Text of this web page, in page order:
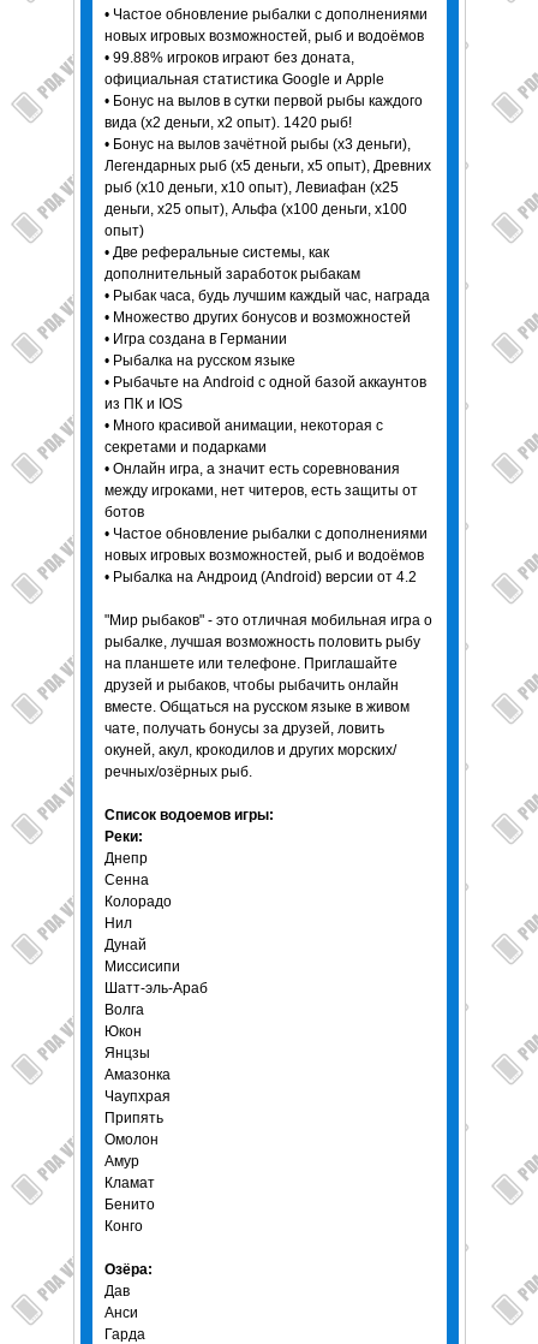
• Частое обновление рыбалки с дополнениями
новых игровых возможностей, рыб и водоёмов
• 99.88% игроков играют без доната,
официальная статистика Google и Apple
• Бонус на вылов в сутки первой рыбы каждого
вида (х2 деньги, х2 опыт). 1420 рыб!
• Бонус на вылов зачётной рыбы (x3 деньги),
Легендарных рыб (х5 деньги, х5 опыт), Древних
рыб (х10 деньги, х10 опыт), Левиафан (х25
деньги, х25 опыт), Альфа (х100 деньги, х100
опыт)
• Две реферальные системы, как
дополнительный заработок рыбакам
• Рыбак часа, будь лучшим каждый час, награда
• Множество других бонусов и возможностей
• Игра создана в Германии
• Рыбалка на русском языке
• Рыбачьте на Android с одной базой аккаунтов
из ПК и IOS
• Много красивой анимации, некоторая с
секретами и подарками
• Онлайн игра, а значит есть соревнования
между игроками, нет читеров, есть защиты от
ботов
• Частое обновление рыбалки с дополнениями
новых игровых возможностей, рыб и водоёмов
• Рыбалка на Андроид (Android) версии от 4.2
"Мир рыбаков" - это отличная мобильная игра о
рыбалке, лучшая возможность половить рыбу
на планшете или телефоне. Приглашайте
друзей и рыбаков, чтобы рыбачить онлайн
вместе. Общаться на русском языке в живом
чате, получать бонусы за друзей, ловить
окуней, акул, крокодилов и других морских/
речных/озёрных рыб.
Список водоемов игры:
Реки:
Днепр
Сенна
Колорадо
Нил
Дунай
Миссисипи
Шатт-эль-Араб
Волга
Юкон
Янцзы
Амазонка
Чаупхрая
Припять
Омолон
Амур
Кламат
Бенито
Конго
Озёра:
Дав
Анси
Гарда